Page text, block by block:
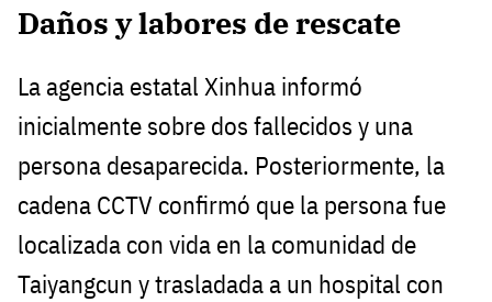
Daños y labores de rescate
La agencia estatal Xinhua informó
inicialmente sobre dos fallecidos y una
persona desaparecida. Posteriormente, la
cadena CCTV confirmó que la persona fue
localizada con vida en la comunidad de
Taiyangcun y trasladada a un hospital con